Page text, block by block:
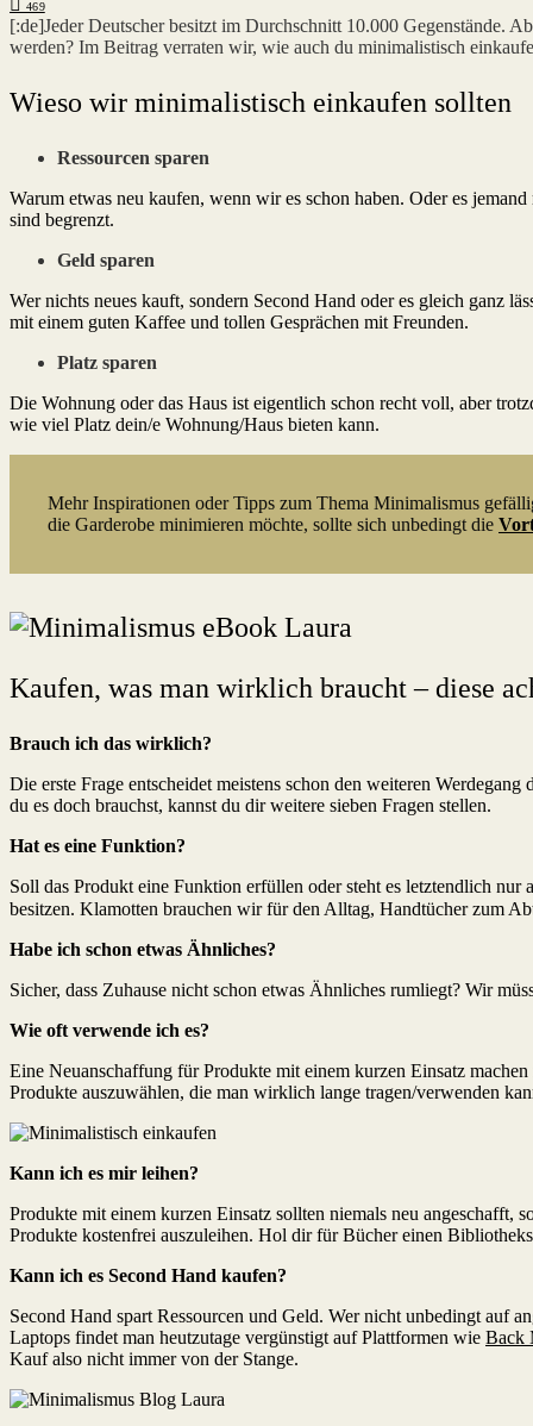
469
[:de]Jeder Deutscher besitzt im Durchschnitt 10.000 Gegenstände.
werden? Im Beitrag verraten wir, wie auch du minimalistisch
Wieso wir minimalistisch einkaufen sollten
Ressourcen sparen
Warum etwas neu kaufen, wenn wir es schon haben. Oder es
sind begrenzt.
Geld sparen
Wer nichts neues kauft, sondern Second Hand oder es gleich ganz
mit einem guten Kaffee und tollen Gesprächen mit Freunden.
Platz sparen
Die Wohnung oder das Haus ist eigentlich schon recht voll, aber
wie viel Platz dein/e Wohnung/Haus bieten kann.
Mehr Inspirationen oder Tipps zum Thema Minimalismus
die Garderobe minimieren möchte, sollte sich unbedingt die
Kaufen, was man wirklich braucht – diese
Brauch ich das wirklich?
Die erste Frage entscheidet meistens schon den weiteren
du es doch brauchst, kannst du dir weitere sieben Fragen stellen.
Hat es eine Funktion?
Soll das Produkt eine Funktion erfüllen oder steht es letztendlich
besitzen. Klamotten brauchen wir für den Alltag, Handtücher zum
Habe ich schon etwas Ähnliches?
Sicher, dass Zuhause nicht schon etwas Ähnliches rumliegt? Wir
Wie oft verwende ich es?
Eine Neuanschaffung für Produkte mit einem kurzen Einsatz
Produkte auszuwählen, die man wirklich lange tragen/verwenden
Kann ich es mir leihen?
Produkte mit einem kurzen Einsatz sollten niemals neu angeschafft,
Produkte kostenfrei auszuleihen. Hol dir für Bücher einen
Kann ich es Second Hand kaufen?
Second Hand spart Ressourcen und Geld. Wer nicht unbedingt auf
Laptops findet man heutzutage vergünstigt auf Plattformen wie Back
Kauf also nicht immer von der Stange.